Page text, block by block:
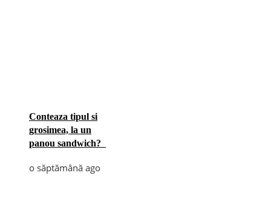
Conteaza tipul si
grosimea, la un
panou sandwich?
o săptămână ago